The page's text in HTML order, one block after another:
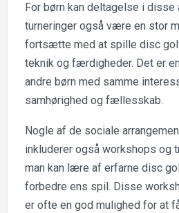
For børn kan deltagelse i disse
turneringer også være en stor
fortsætte med at spille disc
teknik og færdigheder. Det er
andre børn med samme
samhørighed og fællesskab.
Nogle af de sociale
inkluderer også workshops og
man kan lære af erfarne disc
forbedre ens spil. Disse
er ofte en god mulighed for at